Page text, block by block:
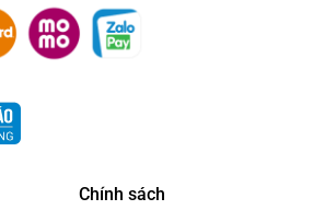
Chính sách